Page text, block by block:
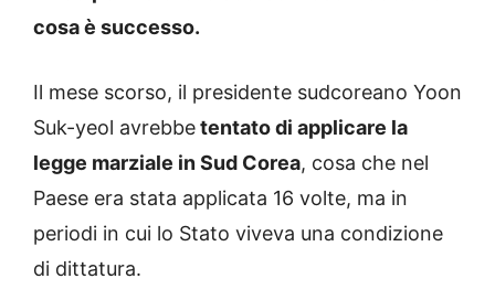
cosa è successo.
Il mese scorso, il presidente sudcoreano Yoon
Suk-yeol avrebbetentato di applicare la
legge marziale in Sud Corea, cosa che nel
Paese era stata applicata 16 volte, ma in
periodi in cui lo Stato viveva una condizione
di dittatura.